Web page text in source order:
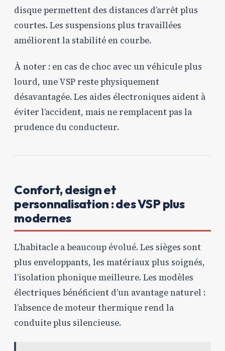
disque permettent des distances d’arrêt plus
courtes. Les suspensions plus travaillées
améliorent la stabilité en courbe.
À noter : en cas de choc avec un véhicule plus
lourd, une VSP reste physiquement
désavantagée. Les aides électroniques aident à
éviter l’accident, mais ne remplacent pas la
prudence du conducteur.
Confort, design et
personnalisation : des VSP plus
modernes
L’habitacle a beaucoup évolué. Les sièges sont
plus enveloppants, les matériaux plus soignés,
l’isolation phonique meilleure. Les modèles
électriques bénéficient d’un avantage naturel :
l’absence de moteur thermique rend la
conduite plus silencieuse.